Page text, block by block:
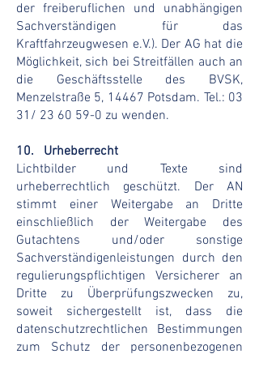
der freiberuflichen und unabhängigen
Sachverständigen für das
Kraftfahrzeugwesen e.V.). Der AG hat die
Möglichkeit, sich bei Streitfällen auch an
die Geschäftsstelle des BVSK,
Menzelstraße 5, 14467 Potsdam. Tel.: 03
31/ 23 60 59-0 zu wenden.
10. Urheberrecht
Lichtbilder und Texte sind
urheberrechtlich geschützt. Der AN
stimmt einer Weitergabe an Dritte
einschließlich der Weitergabe des
Gutachtens und/oder sonstige
Sachverständigenleistungen durch den
regulierungspflichtigen Versicherer an
Dritte zu Überprüfungszwecken zu,
soweit sichergestellt ist, dass die
datenschutzrechtlichen Bestimmungen
zum Schutz der personenbezogenen